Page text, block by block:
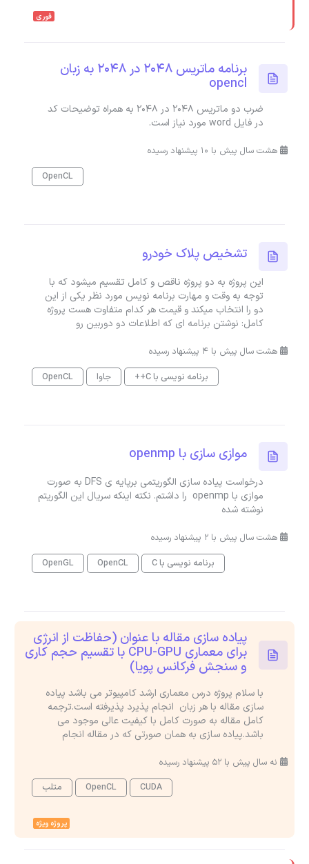
فوری
برنامه ماتریس 2048 در 2048 به زبان
opencl
ضرب دو ماتریس 2048 در 2048 به همراه توضیحات کد
در فایل word مورد نیاز است.
هشت سال پیش با 10 پیشنهاد رسیده
OpenCL
تشخیص پلاک خودرو
این پروژه به دو پروژه ناقص و کامل تقسیم میشود که با
توجه به وقت و مهارت برنامه نویس مورد نظر یکی از این
دو را انتخاب میکند و قیمت هر کدام متفاوت هست پروژه
کامل: نوشتن برنامه ای که اطلاعات دو دوربین رو
هشت سال پیش با 4 پیشنهاد رسیده
برنامه نویسی با C++
جاوا OpenCL
موازی سازی با openmp
درخواست پیاده سازی الگوریتمی برپایه ی DFS به صورت
موازی با openmp را داشتم. نکته اینکه سریال این الگوریتم
نوشته شده
هشت سال پیش با 2 پیشنهاد رسیده
برنامه نویسی با C
OpenCL
OpenGL
پیاده سازی مقاله با عنوان (حفاظت از انرژی
برای معماری CPU-GPU با تقسیم حجم کاری
و سنجش فرکانس پویا)
با سلام پروژه درس معماری ارشد کامپیوتر می باشد پیاده
سازی مقاله با هر زبان انجام پذیرد پذیرفته است.ترجمه
کامل مقاله به صورت کامل با کیفیت عالی موجود می
باشد.پیاده سازی به همان صورتی که در مقاله انجام
نه سال پیش با 52 پیشنهاد رسیده
CUDA
OpenCL متلب
پروژه ویژه